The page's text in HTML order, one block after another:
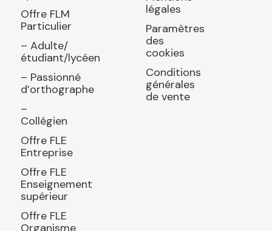
Offre FLM
Particulier
– Adulte/
étudiant/lycéen
– Passionné
d’orthographe
–
Collégien
Offre FLE
Entreprise
Offre FLE
Enseignement
supérieur
Offre FLE
Organisme
légales
Paramètres
des
cookies
Conditions
générales
de vente